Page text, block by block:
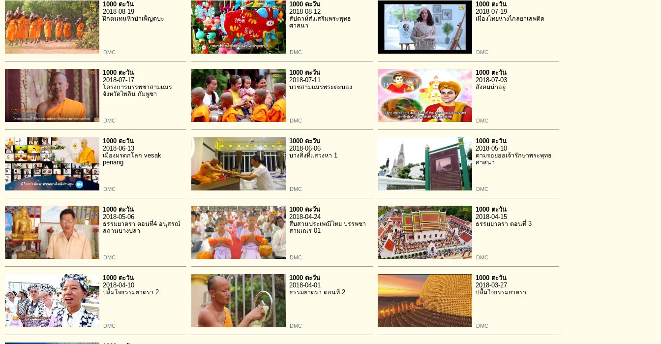
1000 ตะวัน
2018-08-19
ฝึกตนทนหิวบำเพ็ญตบะ
DMC
1000 ตะวัน
2018-08-12
สัปดาห์ส่งเสริมพระพุทธ
ศาสนา
DMC
1000 ตะวัน
2018-07-19
เมืองไทยห่างไกลยาเสพติด
DMC
1000 ตะวัน
2018-07-17
โครงการบรรพชาสามเณร
จังหวัดไพลิน กัมพูชา
DMC
1000 ตะวัน
2018-07-11
บวชสามเณรพระตะบอง
DMC
1000 ตะวัน
2018-07-03
สังคมน่าอยู่
DMC
1000 ตะวัน
2018-06-13
เมืองมรดกโลก vesak
penang
DMC
1000 ตะวัน
2018-06-06
บางสิ่งที่แสวงหา 1
DMC
1000 ตะวัน
2018-05-10
ตามรอยออเจ้ารักษาพระพุทธ
ศาสนา
DMC
1000 ตะวัน
2018-05-06
ธรรมยาตรา ตอนที่4 อนุสรณ์
สถานบางปลา
DMC
1000 ตะวัน
2018-04-24
สืบสานประเพณีไทย บรรพชา
สามเณร 01
DMC
1000 ตะวัน
2018-04-15
ธรรมยาตรา ตอนที่ 3
DMC
1000 ตะวัน
2018-04-10
ปลื้มใจธรรมยาตรา 2
DMC
1000 ตะวัน
2018-04-01
ธรรมยาตรา ตอนที่ 2
DMC
1000 ตะวัน
2018-03-27
ปลื้มใจธรรมยาตรา
DMC